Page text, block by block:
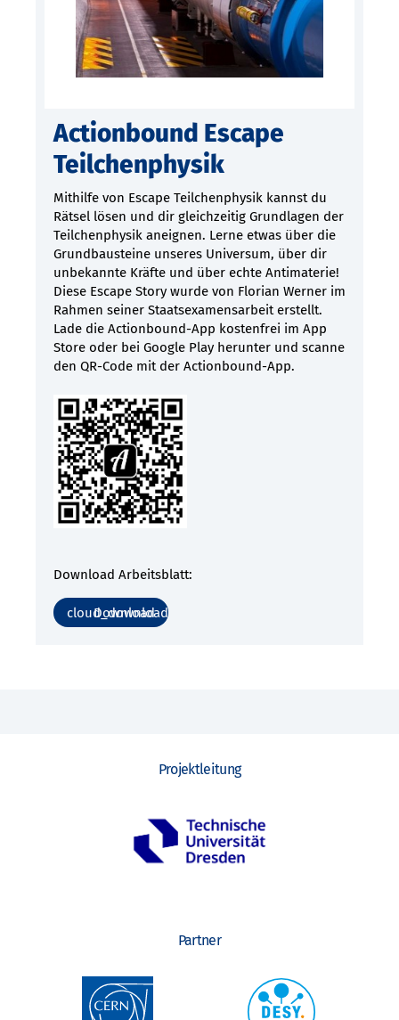
Actionbound Escape
Teilchenphysik
Mithilfe von Escape Teilchenphysik kannst du
Rätsel lösen und dir gleichzeitig Grundlagen der
Teilchenphysik aneignen. Lerne etwas über die
Grundbausteine unseres Universum, über dir
unbekannte Kräfte und über echte Antimaterie!
Diese Escape Story wurde von Florian Werner im
Rahmen seiner Staatsexamensarbeit erstellt.
Lade die Actionbound-App kostenfrei im App
Store oder bei Google Play herunter und scanne
den QR-Code mit der Actionbound-App.
Download Arbeitsblatt:
Download
Projektleitung
Partner